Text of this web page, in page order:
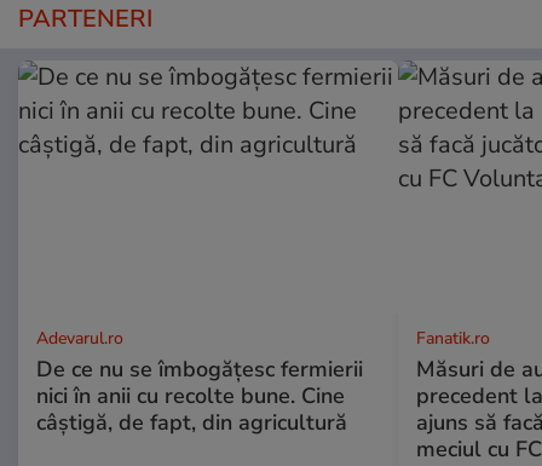
PARTENERI
Adevarul.ro
De ce nu se îmbogățesc fermierii
nici în anii cu recolte bune. Cine
câștigă, de fapt, din agricultură
Fanatik.ro
Măsuri de
precedent
ajuns să
meciul cu